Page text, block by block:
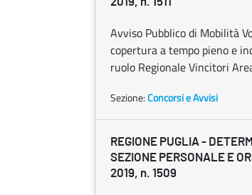
Avviso Pubblico di Mobilità
copertura a tempo pieno e
ruolo Regionale Vincitori
Sezione:Concorsi e Avvisi
REGIONE PUGLIA -
SEZIONE PERSONALE E
2019, n. 1509